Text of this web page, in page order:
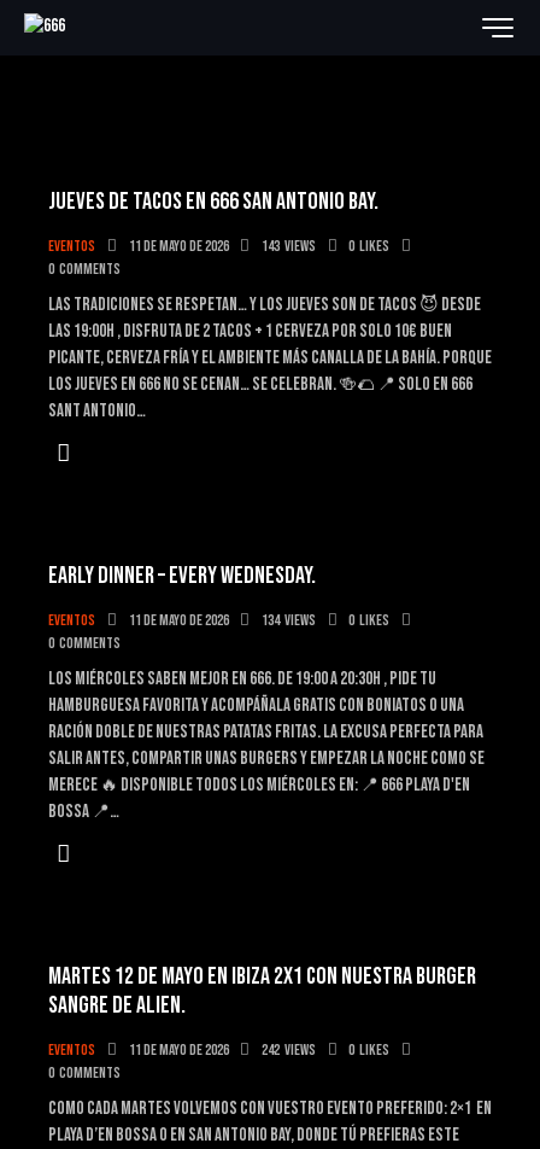
JUEVES DE TACOS EN 666 SAN ANTONIO BAY.
Eventos 11 de mayo de 2026 143 Views 0 Likes
0 Comments
Las tradiciones se respetan… y los jueves son de tacos 😈 Desde
las 19:00h , disfruta de 2 tacos + 1 cerveza por solo 10€ Buen
picante, cerveza fría y el ambiente más canalla de la bahía. Porque
los jueves en 666 no se cenan… se celebran. 🍻🌮 📍 Solo en 666
Sant Antonio…
EARLY DINNER – EVERY WEDNESDAY.
Eventos 11 de mayo de 2026 134 Views 0 Likes
0 Comments
Los miércoles saben mejor en 666. De 19:00 a 20:30h , pide tu
hamburguesa favorita y acompáñala GRATIS con boniatos o una
ración doble de nuestras patatas fritas. La excusa perfecta para
salir antes, compartir unas burgers y empezar la noche como se
merece 🔥 Disponible todos los miércoles en: 📍 666 Playa d'en
Bossa 📍…
MARTES 12 DE MAYO EN IBIZA 2X1 CON NUESTRA BURGER
SANGRE DE ALIEN.
Eventos 11 de mayo de 2026 242 Views 0 Likes
0 Comments
Como cada martes volvemos con vuestro evento preferido: 2×1 en
playa d’en bossa o en San Antonio bay, donde tú prefieras Este